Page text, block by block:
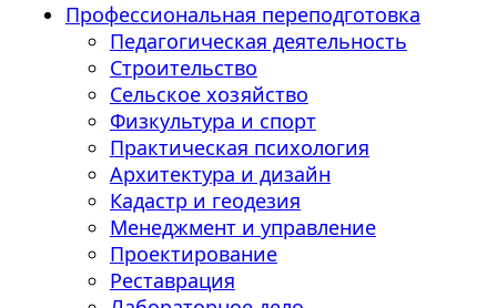
Профессиональная переподготовка
Педагогическая деятельность
Строительство
Сельское хозяйство
Физкультура и спорт
Практическая психология
Архитектура и дизайн
Кадастр и геодезия
Менеджмент и управление
Проектирование
Реставрация